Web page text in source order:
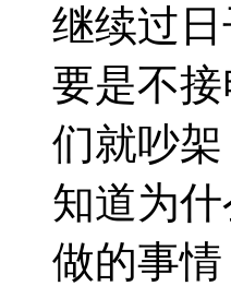
继续过
要是不
们就吵
知道为
做的事